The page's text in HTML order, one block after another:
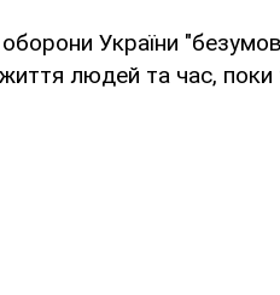
України
людей та час,